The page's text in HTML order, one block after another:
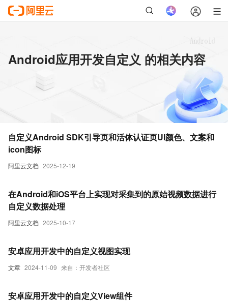
Android应用开发自定义 的相关内容
阿里云文档 2025-12-19
自定义Android SDK引导页和活体认证页UI颜色、文案和
icon图标
阿里云文档 2025-10-17
在Android和iOS平台上实现对采集到的原始视频数据进行
自定义数据处理
文章 2024-11-09 来自：开发者社区
安卓应用开发中的自定义视图实现
安卓应用开发中的自定义View组件